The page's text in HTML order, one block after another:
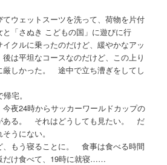
ウェットスーツを洗って、荷物を片付
「さぬき こどもの国」に遊びに行
クルに乗ったのだけど、緩やかなアッ
は平坦なコースなのだけど、この上り
厳しかった。 途中で立ち漕ぎをしてし
宅。
夜24時からサッカーワールドカップの
ある。 それはどうしても見たい。 だ
うにない。
、もう寝ることに。 食事は食べる時間
だけ食べて、19時に就寝……